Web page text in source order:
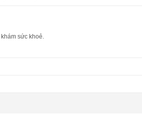
sức khoẻ.